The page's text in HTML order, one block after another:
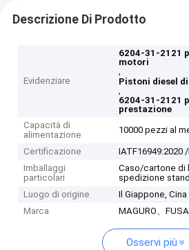
Descrizione Di Prodotto
Evidenziare
6204-31-2121
motori
,
Pistoni diesel
,
6204-31-2121
prestazione
Capacità di
alimentazione
10000 pezzi al
Certificazione
IATF16949:2020
Imballaggi
particolari
Caso/cartone di
spedizione
Luogo di origine
Il Giappone, Cina
Marca
MAGURO、
Osservi più